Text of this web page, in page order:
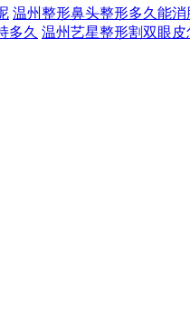
温州整形鼻头整形多久能消
多久 温州艺星整形割双眼皮